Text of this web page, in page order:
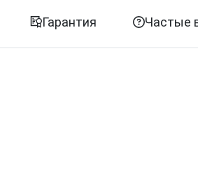
Гарантия Частые